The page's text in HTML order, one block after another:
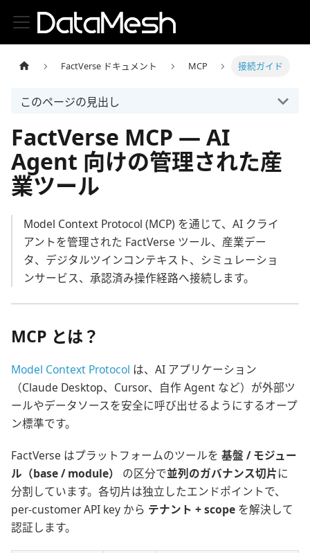
FactVerse ドキュメント MCP 接続ガイド
このページの見出し
FactVerse MCP — AI
Agent 向けの管理された産
業ツール
Model Context Protocol (MCP) を通じて、AI クライ
アントを管理された FactVerse ツール、産業デー
タ、デジタルツインコンテキスト、シミュレーショ
ンサービス、承認済み操作経路へ接続します。
MCP とは？
Model Context Protocol は、AI アプリケーション
（Claude Desktop、Cursor、自作 Agent など）が外部ツ
ールやデータソースを安全に呼び出せるようにするオープ
ン標準です。
FactVerse はプラットフォームのツールを 基盤 / モジュー
ル（base / module）
の区分で並列のガバナンス切片に
分割しています。各切片は独立したエンドポイントで、
per-customer API key から テナント + scope を解決して
認証します。